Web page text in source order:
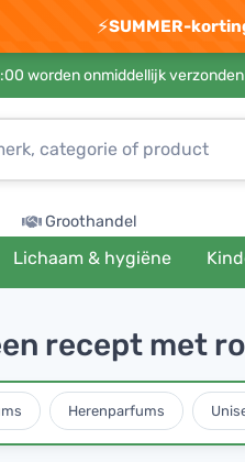
⚡SUMMER-
worden onmiddellijk verzonden |
Groothandel
Lichaam & hygiëne
recept met
Herenparfums